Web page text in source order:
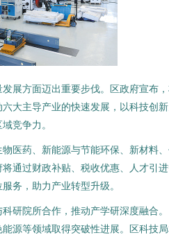
展方面迈出重要步伐。区政府宣布
大主导产业的快速发展，以科技创
竞争力。
医药、新能源与节能环保、新材料
通过财政补贴、税收优惠、人才引
务，助力产业转型升级。
研院所合作，推动产学研深度融合
源等领域取得突破性进展。区科技